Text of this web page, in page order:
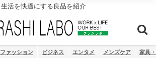
生活を快適にする良品を紹介
ファッション ビジネス エンタメ メンズケア 家具